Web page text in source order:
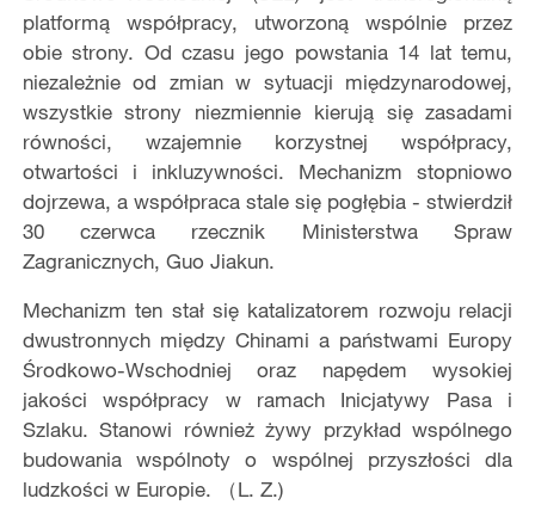
platformą współpracy, utworzoną wspólnie przez
obie strony. Od czasu jego powstania 14 lat temu,
niezależnie od zmian w sytuacji międzynarodowej,
wszystkie strony niezmiennie kierują się zasadami
równości, wzajemnie korzystnej współpracy,
otwartości i inkluzywności. Mechanizm stopniowo
dojrzewa, a współpraca stale się pogłębia - stwierdził
30 czerwca rzecznik Ministerstwa Spraw
Zagranicznych, Guo Jiakun.
Mechanizm ten stał się katalizatorem rozwoju relacji
dwustronnych między Chinami a państwami Europy
Środkowo-Wschodniej oraz napędem wysokiej
jakości współpracy w ramach Inicjatywy Pasa i
Szlaku. Stanowi również żywy przykład wspólnego
budowania wspólnoty o wspólnej przyszłości dla
ludzkości w Europie. （L. Z.)